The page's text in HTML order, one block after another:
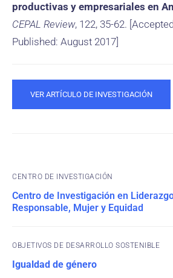
productivas y empresariales en
CEPAL Review, 122, 35-62.
Published: August 2017]
VER ARTÍCULO DE INVESTIGACIÓN
CENTRO DE INVESTIGACIÓN
Centro de Investigación en
Responsable, Mujer y Equidad
OBJETIVOS DE DESARROLLO SOSTENIBLE
Igualdad de género